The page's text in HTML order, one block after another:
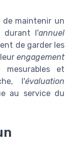
de maintenir un
durant l'annuel
de garder les
engagement
et
l'évaluation
au service du